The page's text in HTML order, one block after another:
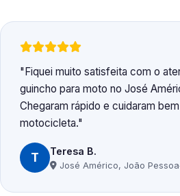
Fiquei muito satisfeita com o
guincho para moto no José
Chegaram rápido e cuidaram
motocicleta.
T Teresa B.
José Américo, João